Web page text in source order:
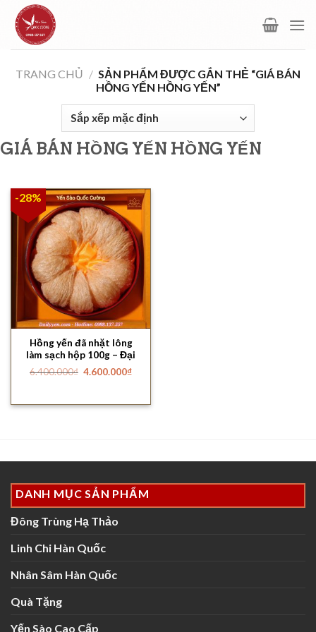
Skip
content
TRANG CHỦ / SẢN PHẨM ĐƯỢC GẮN THẺ “GIÁ BÁN
HỒNG YẾN HỒNG YẾN”
GIÁ BÁN HỒNG YẾN HỒNG YẾN
-28%
Hồng yến đã nhặt lông
làm sạch hộp 100g – Đại
lý yến
6.400.000₫ Giá
4.600.000₫Giá
4.600.000₫.
DANH MỤC SẢN PHẨM
Đông Trùng Hạ Thảo
Linh Chi Hàn Quốc
Nhân Sâm Hàn Quốc
Quà Tặng
Yến Sào Cao Cấp